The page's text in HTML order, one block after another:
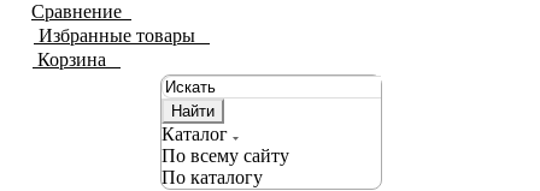
Сравнение
Избранные товары
Корзина
Найти
Каталог
По всему сайту
По каталогу